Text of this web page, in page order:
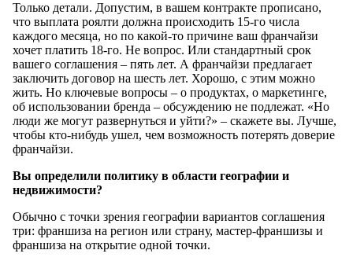
Только детали. Допустим, в вашем контракте прописано,
что выплата роялти должна происходить 15-го числа
каждого месяца, но по какой-то причине ваш франчайзи
хочет платить 18-го. Не вопрос. Или стандартный срок
вашего соглашения – пять лет. А франчайзи предлагает
заключить договор на шесть лет. Хорошо, с этим можно
жить. Но ключевые вопросы – о продуктах, о маркетинге,
об использовании бренда – обсуждению не подлежат. «Но
люди же могут развернуться и уйти?» – скажете вы. Лучше,
чтобы кто-нибудь ушел, чем возможность потерять доверие
франчайзи.
Вы определили политику в области географии и
недвижимости?
Обычно с точки зрения географии вариантов соглашения
три: франшиза на регион или страну, мастер-франшизы и
франшиза на открытие одной точки.